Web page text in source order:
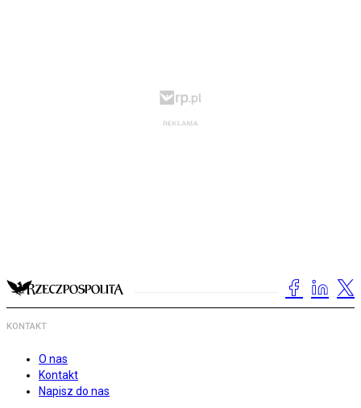
KONTAKT
O nas
Kontakt
Napisz do nas